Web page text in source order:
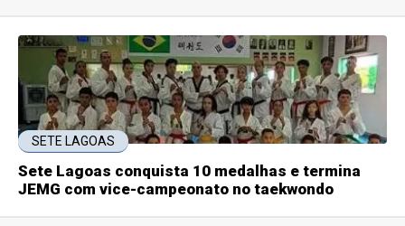
SETE LAGOAS
Sete Lagoas conquista 10 medalhas e termina
JEMG com vice-campeonato no taekwondo